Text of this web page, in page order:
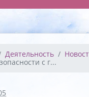
Деятельность
с г...